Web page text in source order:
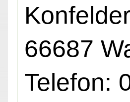
66687
Telefon: